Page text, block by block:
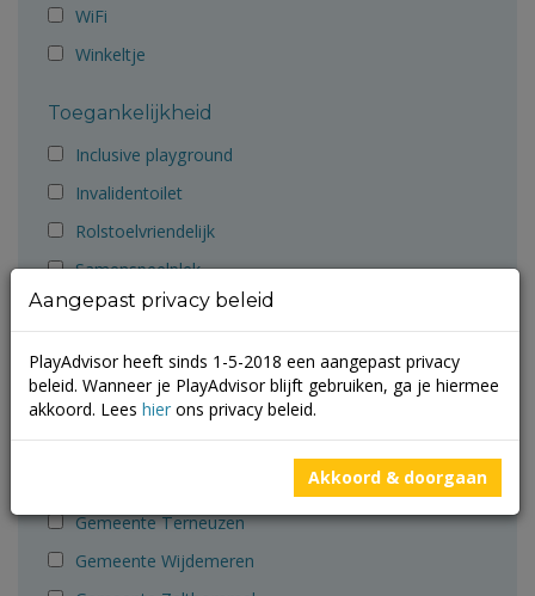
WiFi
Winkeltje
Toegankelijkheid
Inclusive playground
Invalidentoilet
Rolstoelvriendelijk
Samenspeelplek
Aanbevolen door
Ballorig
Cruyff Foundation
Gemeente Groningen
Gemeente Terneuzen
Gemeente Wijdemeren
Aangepast privacy beleid
PlayAdvisor heeft sinds 1-5-2018 een aangepast privacy
beleid. Wanneer je PlayAdvisor blijft gebruiken, ga je hiermee
akkoord. Lees hier ons privacy beleid.
Akkoord & doorgaan